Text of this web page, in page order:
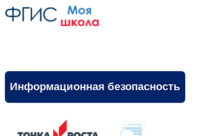
Информационная безопасность